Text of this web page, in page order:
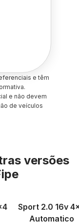
e têm
e não devem
de veículos
versões
Sport 2.0 16v
Automatico